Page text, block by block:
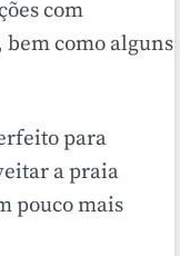
com
como alguns
para
a praia
pouco mais